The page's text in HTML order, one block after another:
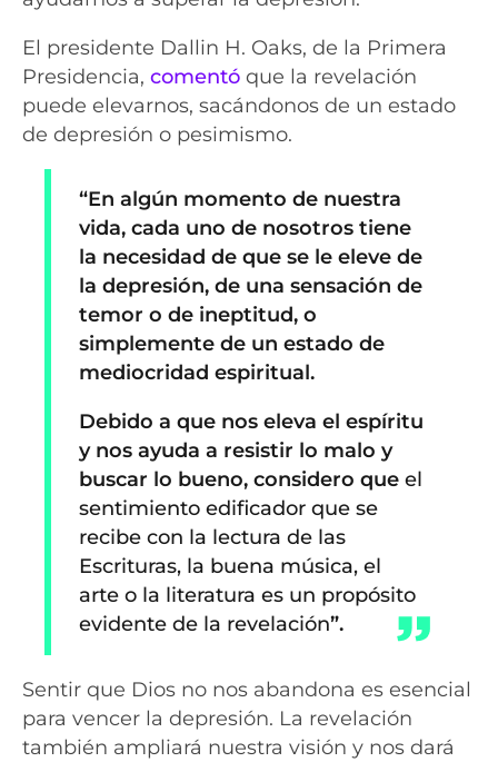
El presidente Dallin H. Oaks, de la Primera
Presidencia, comentó que la revelación
puede elevarnos, sacándonos de un estado
de depresión o pesimismo.
“En algún momento de nuestra
vida, cada uno de nosotros tiene
la necesidad de que se le eleve de
la depresión, de una sensación de
temor o de ineptitud, o
simplemente de un estado de
mediocridad espiritual.
Debido a que nos eleva el espíritu
y nos ayuda a resistir lo malo y
buscar lo bueno, considero queel
sentimiento edificador que se
recibe con la lectura de las
Escrituras, la buena música, el
arte o la literatura es un propósito
evidente de la revelación”.
Sentir que Dios no nos abandona es esencial
para vencer la depresión. La revelación
también ampliará nuestra visión y nos dará